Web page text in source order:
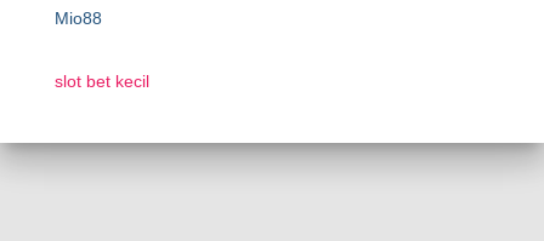
Mio88
slot bet kecil